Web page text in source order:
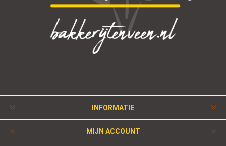
INFORMATIE
MIJN ACCOUNT